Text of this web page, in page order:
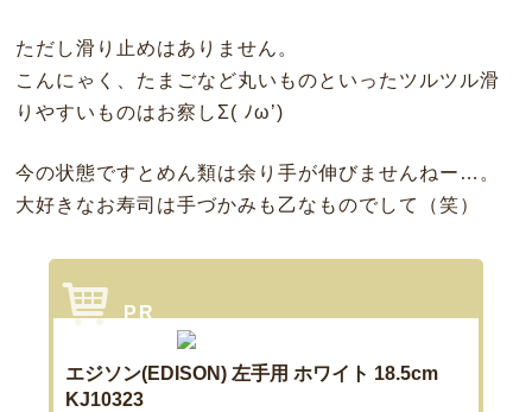
ただし滑り止めはありません。
こんにゃく、たまごなど丸いものといったツルツル滑
りやすいものはお察しΣ( ﾉω’)
今の状態ですとめん類は余り手が伸びませんねー…。
大好きなお寿司は手づかみも乙なものでして（笑）
エジソン(EDISON) 左手用 ホワイト 18.5cm
KJ10323